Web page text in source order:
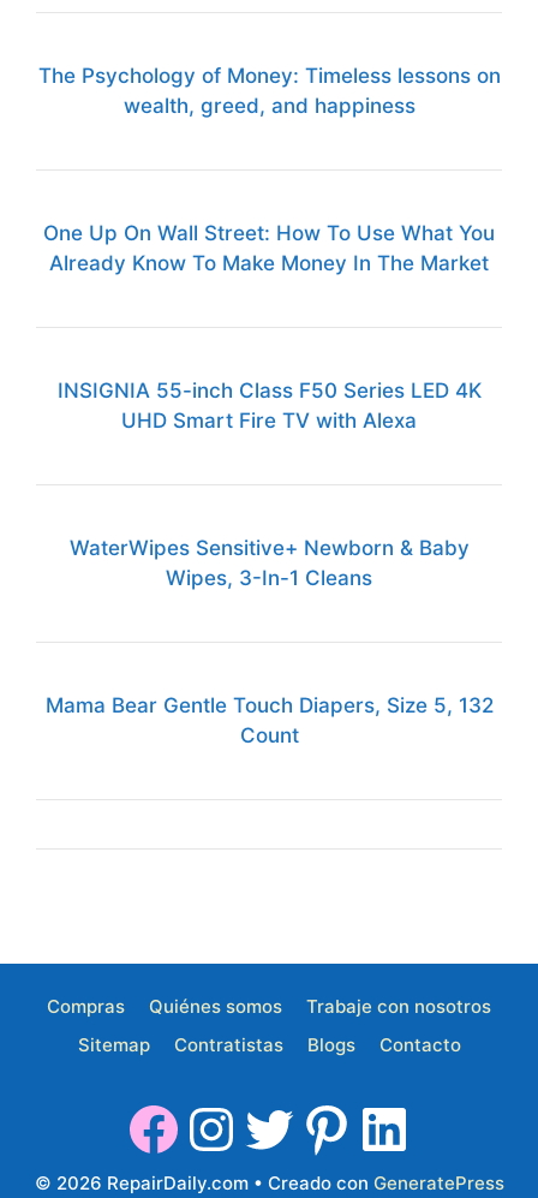
The Psychology of Money: Timeless lessons on
wealth, greed, and happiness
One Up On Wall Street: How To Use What You
Already Know To Make Money In The Market
INSIGNIA 55-inch Class F50 Series LED 4K
UHD Smart Fire TV with Alexa
WaterWipes Sensitive+ Newborn & Baby
Wipes, 3-In-1 Cleans
Mama Bear Gentle Touch Diapers, Size 5, 132
Count
Compras Quiénes somos
Trabaje con nosotros
Sitemap
Contratistas Blogs Contacto
© 2026 RepairDaily.com• Creado con GeneratePress